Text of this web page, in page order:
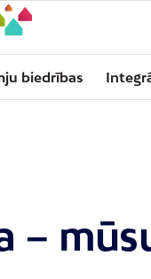
biedrības